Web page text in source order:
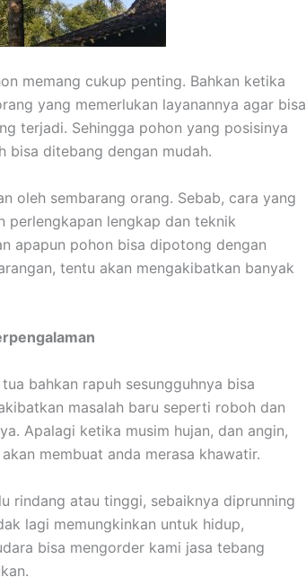
memang cukup penting. Bahkan ketika
yang memerlukan layanannya agar bisa
terjadi. Sehingga pohon yang posisinya
bisa ditebang dengan mudah.
oleh sembarang orang. Sebab, cara yang
perlengkapan lengkap dan teknik
apapun pohon bisa dipotong dengan
tentu akan mengakibatkan banyak
bahkan rapuh sesungguhnya bisa
masalah baru seperti roboh dan
Apalagi ketika musim hujan, dan angin,
membuat anda merasa khawatir.
rindang atau tinggi, sebaiknya diprunning
lagi memungkinkan untuk hidup,
bisa mengorder kami jasa tebang